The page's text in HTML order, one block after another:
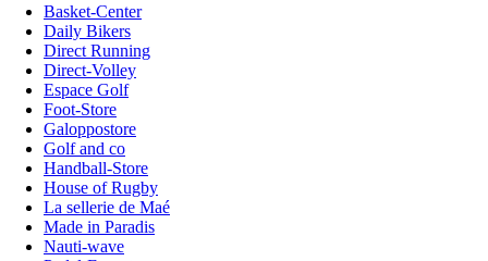
Basket-Center
Daily Bikers
Direct Running
Direct-Volley
Espace Golf
Foot-Store
Galoppostore
Golf and co
Handball-Store
House of Rugby
La sellerie de Maé
Made in Paradis
Nauti-wave